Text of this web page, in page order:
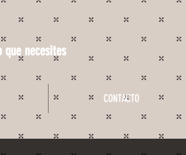
que necesites
CONTACTO